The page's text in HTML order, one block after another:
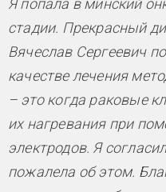
стадии. Прекрасный
Вячеслав Сергеевич
качестве лечения
– это когда раковые
их нагревания при
электродов. Я
пожалела об этом.